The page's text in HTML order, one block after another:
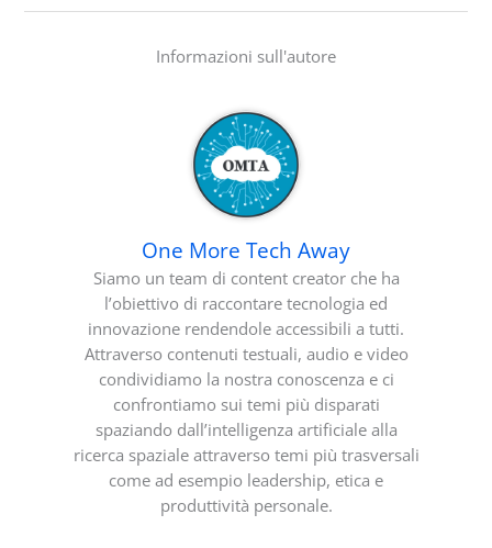
Informazioni sull'autore
One More Tech Away
Siamo un team di content creator che ha
l’obiettivo di raccontare tecnologia ed
innovazione rendendole accessibili a tutti.
Attraverso contenuti testuali, audio e video
condividiamo la nostra conoscenza e ci
confrontiamo sui temi più disparati
spaziando dall’intelligenza artificiale alla
ricerca spaziale attraverso temi più trasversali
come ad esempio leadership, etica e
produttività personale.